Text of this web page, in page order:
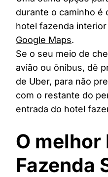
durante o caminho é
hotel fazenda interior
Google Maps.
Se o seu meio de
avião ou ônibus, dê
de Uber, para não
com o restante do
entrada do hotel
O melhor
Fazenda